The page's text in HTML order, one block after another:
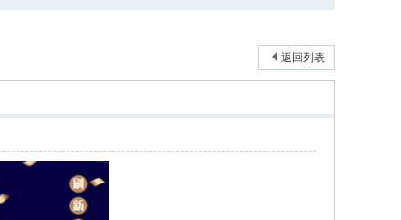
返回列表